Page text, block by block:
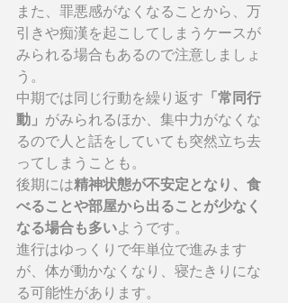
また、罪悪感がなくなることから、万
引きや痴漢を起こしてしまうケースが
みられる場合もあるので注意しましょ
う。
中期では同じ行動を繰り返す 「常同行
動」 がみられるほか、集中力がなくな
るので人と話をしていても突然立ち去
ってしまうことも。
後期には精神状態が不安定となり、食
べることや部屋から出ることが少なく
なる場合も多いようです。
進行はゆっくりで年単位で進みます
が、体が動かなくなり、寝たきりにな
る可能性があります。